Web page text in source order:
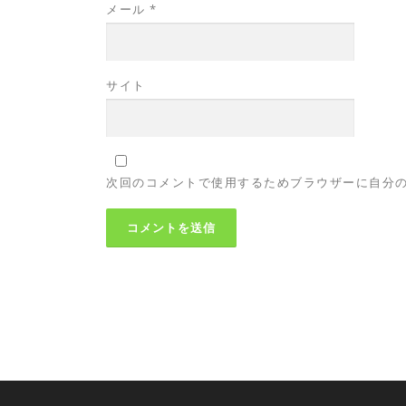
メール *
サイト
次回のコメントで使用するためブラウザーに自分